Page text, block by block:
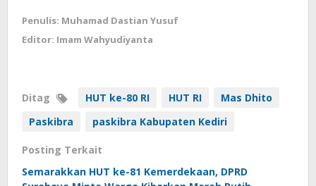
Penulis: Muhamad Dastian Yusuf
Editor: Imam Wahyudiyanta
Ditag HUT ke-80 RI HUT RI
Mas Dhito
Paskibra
paskibra Kabupaten Kediri
Posting Terkait
Semarakkan HUT ke-81 Kemerdekaan, DPRD